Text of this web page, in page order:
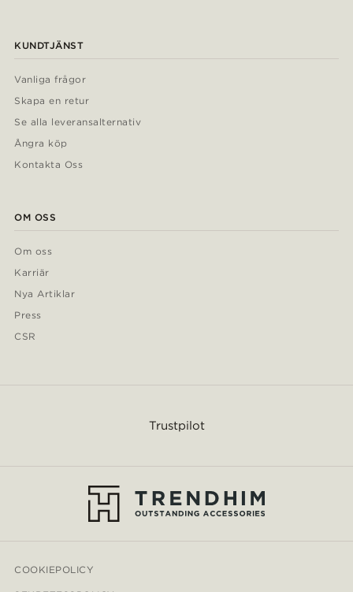
KUNDTJÄNST
Vanliga frågor
Skapa en retur
Se alla leveransalternativ
Ångra köp
Kontakta Oss
OM OSS
Om oss
Karriär
Nya Artiklar
Press
CSR
Trustpilot
COOKIEPOLICY